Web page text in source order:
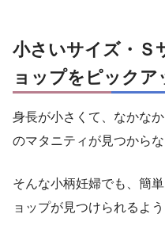
小さいサイズ・Ｓ
ョップをピックア
身長が小さくて、なかな
のマタニティが見つからな
そんな小柄妊婦でも、簡
ョップが見つけられるよ